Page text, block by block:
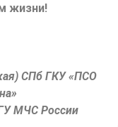
жизни!
СПб ГКУ «ПСО
МЧС России